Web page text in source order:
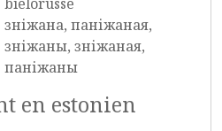
зніжана, паніжаная,
зніжаны, зніжаная,
паніжаны
en estonien